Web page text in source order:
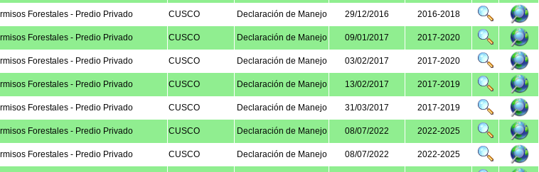
Forestales - Predio Privado CUSCO Declaración de Manejo 29/12/2016 2016-2018
Forestales - Predio Privado CUSCO Declaración de Manejo 09/01/2017 2017-2020
Forestales - Predio Privado CUSCO Declaración de Manejo 03/02/2017 2017-2020
Forestales - Predio Privado CUSCO Declaración de Manejo 13/02/2017 2017-2019
Forestales - Predio Privado CUSCO Declaración de Manejo 31/03/2017 2017-2019
Forestales - Predio Privado CUSCO Declaración de Manejo 08/07/2022 2022-2025
Forestales - Predio Privado CUSCO Declaración de Manejo 08/07/2022 2022-2025